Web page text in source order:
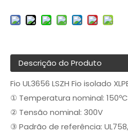
Descrição do Produto
Fio UL3656 LSZH Fio isolado
① Temperatura nominal: 150ºC
② Tensão nominal: 300V
③ Padrão de referência: UL758,